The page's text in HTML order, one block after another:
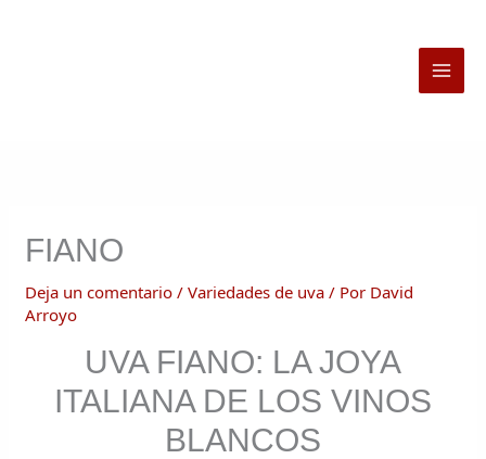
FIANO
Deja un comentario /Variedades de uva / Por David
Arroyo
UVA FIANO: LA JOYA
ITALIANA DE LOS VINOS
BLANCOS